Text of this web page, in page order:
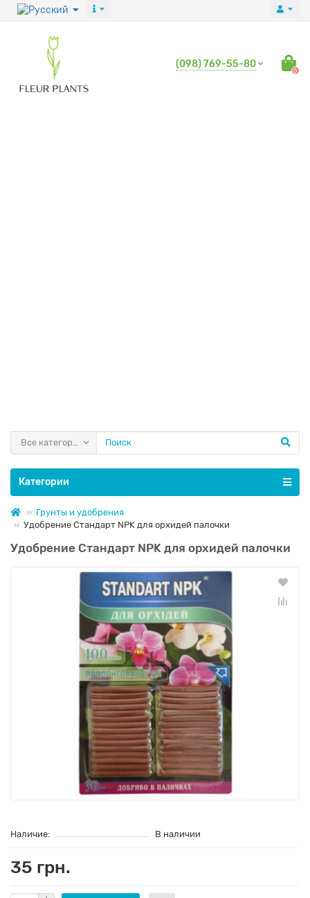
(098) 769-55-80
0
Все категории
Категории
Грунты и удобрения
Удобрение Стандарт NPK для орхидей палочки
Удобрение Стандарт NPK для орхидей палочки
Наличие: В наличии
35 грн.